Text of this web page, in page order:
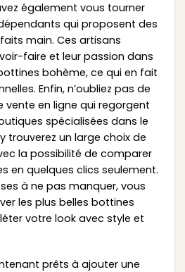
également vous tourner
qui proposent des
main. Ces artisans
faire et leur passion dans
bohème, ce qui en fait
Enfin, n’oubliez pas de
vente en ligne qui regorgent
spécialisées dans le
trouverez un large choix de
la possibilité de comparer
en quelques clics seulement.
à ne pas manquer, vous
les plus belles bottines
votre look avec style et
prêts à ajouter une